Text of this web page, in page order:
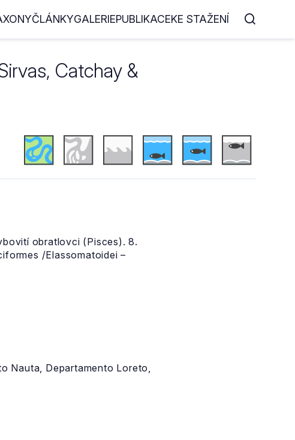
ČLÁNKYGALERIEPUBLIKACEKE STAŽENÍ
Catchay &
obratlovci (Pisces). 8.
/Elassomatoidei –
Nauta, Departamento Loreto,